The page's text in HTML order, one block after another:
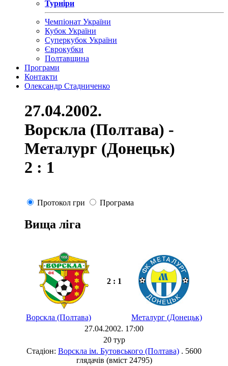
Турніри
Чемпіонат України
Кубок України
Суперкубок України
Єврокубки
Полтавщина
Програми
Контакти
Олександр Стадниченко
27.04.2002.
Ворскла (Полтава) -
Металург (Донецьк)
2 : 1
Протокол гри Програма
Вища ліга
2 : 1
Ворскла (Полтава)
Металург (Донецьк)
27.04.2002. 17:00
20 тур
Стадіон: Ворскла ім. Бутовського (Полтава) . 5600
глядачів (вміст 24795)